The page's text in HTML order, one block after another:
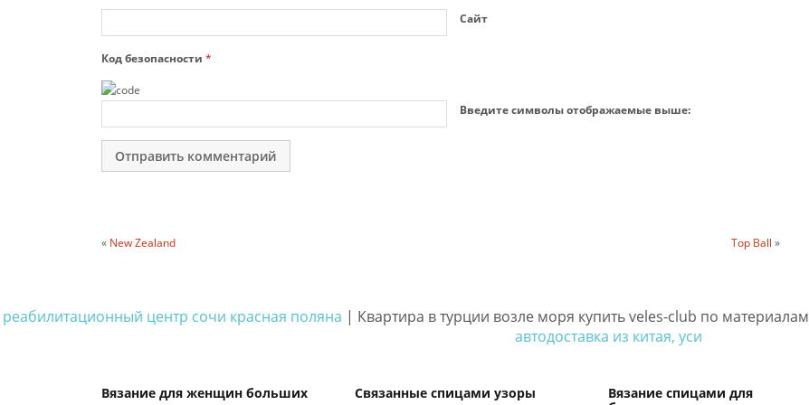
Сайт
Код безопасности *
Введите символы отображаемые выше:
« New Zealand Top Ball »
реабилитационный центр сочи красная поляна | Квартира в турции возле моря купить veles-club по материалам
автодоставка из китая, уси
Вязание для женщин больших
Связанные спицами узоры
Вязание спицами для